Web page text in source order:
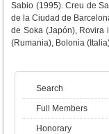
Sabio (1995). Creu de
de la Ciudad de
de Soka (Japón), Rovira
(Rumania), Bolonia
Search
Full Members
Honorary